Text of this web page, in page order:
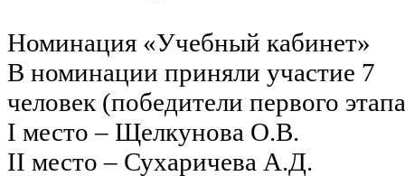
Номинация «Учебный кабинет»
В номинации приняли участие 7
человек (победители первого
I место – Щелкунова О.В.
II место – Сухаричева А.Д.